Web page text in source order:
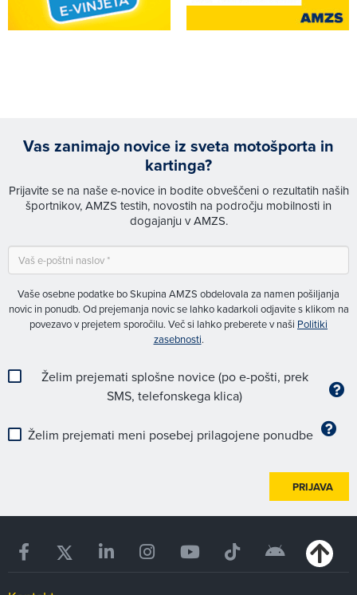
Vas zanimajo novice iz sveta motošporta in
kartinga?
Prijavite se na naše e-novice in bodite obveščeni o rezultatih naših
športnikov, AMZS testih, novostih na področju mobilnosti in
dogajanju v AMZS.
Vaše osebne podatke bo Skupina AMZS obdelovala za namen pošiljanja
novic in ponudb. Od prejemanja novic se lahko kadarkoli odjavite s klikom na
povezavo v prejetem sporočilu. Več si lahko preberete v naši Politiki
zasebnosti.
Želim prejemati splošne novice (po e-pošti, prek
SMS, telefonskega klica)
Želim prejemati meni posebej prilagojene ponudbe
PRIJAVA